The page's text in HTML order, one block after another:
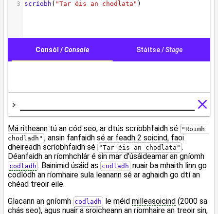
Má ritheann tú an cód seo, ar dtús scríobhfaidh sé "Roimh
chodladh" , ansin fanfaidh sé ar feadh 2 soicind, faoi
dheireadh scríobhfaidh sé "Tar éis an chodlata" .
Déanfaidh an ríomhchlár é sin mar d’úsáideamar an gníomh
codladh . Bainimid úsáid as codladh nuair ba mhaith linn go
codlódh an ríomhaire sula leanann sé ar aghaidh go dtí an
chéad treoir eile.
Glacann an gníomh codladh le méid milleasoicind (2000 sa
chás seo), agus nuair a sroicheann an ríomhaire an treoir sin,